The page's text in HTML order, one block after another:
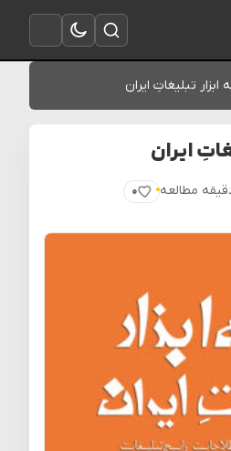
باز کردن منو
تغییر به حالت تاریک
باز کردن جستجو
تبلیغاتِ ایران
ایران
۰
پسندیدن